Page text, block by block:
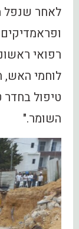
לאחר שנפל
רפואי
לוחמי האש,
טיפול
השומר."